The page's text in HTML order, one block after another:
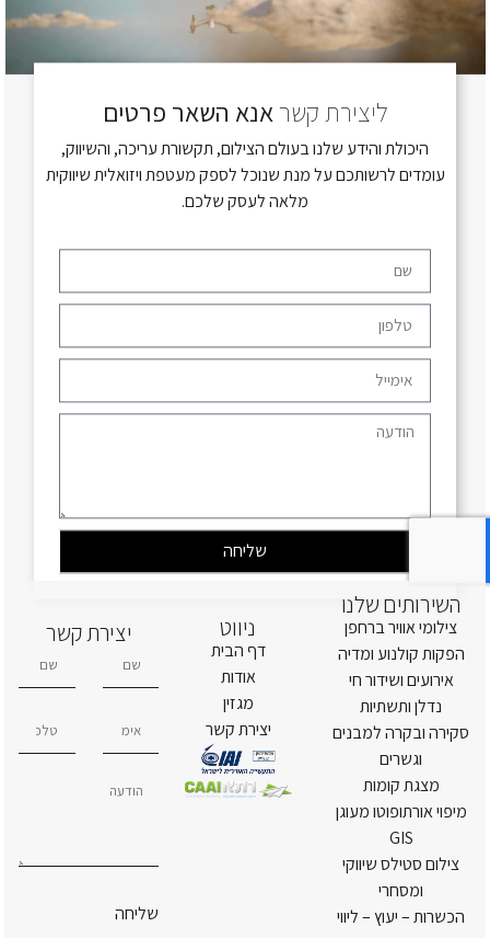
ליצירת קשראנא השאר פרטים
היכולת והידע שלנו בעולם הצילום, תקשורת עריכה, והשיווק,
עומדים לרשותכם על מנת שנוכל לספק מעטפת ויזואלית שיווקית
מלאה לעסק שלכם.
שליחה
השירותים שלנו
צילומי אוויר ברחפן
הפקות קולנוע ומדיה
אירועים ושידור חי
נדלן ותשתיות
סקירה ובקרה למבנים
וגשרים
מצגת קומות
מיפוי אורתופוטו מעוגן
GIS
צילום סטילס שיווקי
ומסחרי
הכשרות – יעוץ – ליווי
ניווט
דף הבית
אודות
מגזין
יצירת קשר
יצירת קשר
שליחה